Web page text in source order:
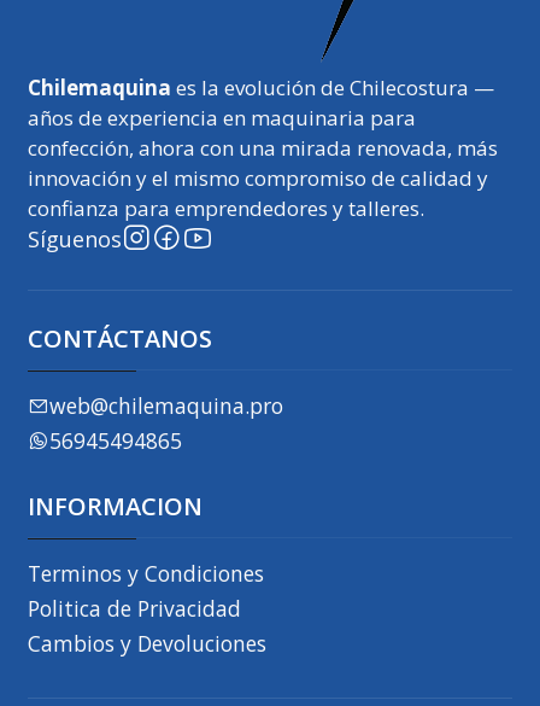
Chilemaquina es la evolución de Chilecostura —
años de experiencia en maquinaria para
confección, ahora con una mirada renovada, más
innovación y el mismo compromiso de calidad y
confianza para emprendedores y talleres.
Síguenos
CONTÁCTANOS
web@chilemaquina.pro
56945494865
INFORMACION
Terminos y Condiciones
Politica de Privacidad
Cambios y Devoluciones